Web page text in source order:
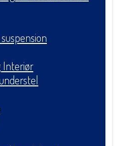
Interiør